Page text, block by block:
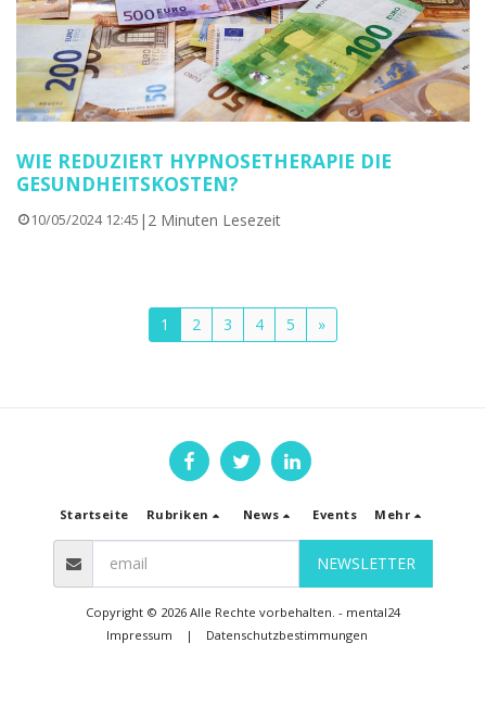
WIE REDUZIERT HYPNOSETHERAPIE DIE
GESUNDHEITSKOSTEN?
10/05/2024 12:45 | 2 Minuten Lesezeit
1 2 3 4 5 »
Startseite Rubriken News Events Mehr
NEWSLETTER
Copyright © 2026 Alle Rechte vorbehalten. - mental24
Impressum | Datenschutzbestimmungen